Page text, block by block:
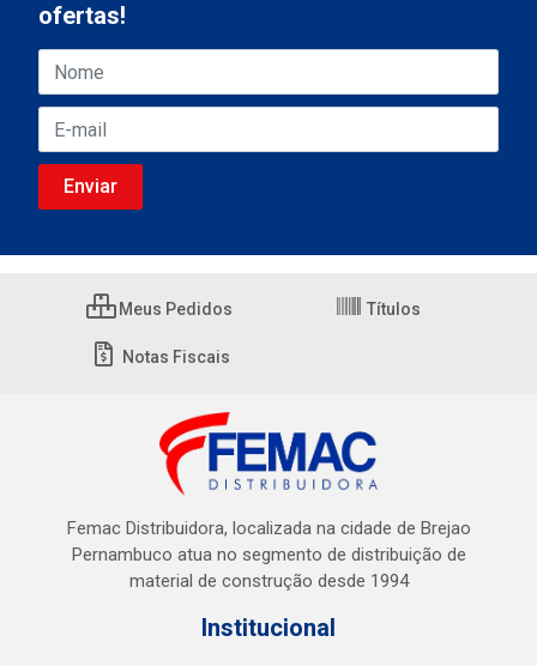
ofertas!
Meus Pedidos Títulos
Notas Fiscais
Femac Distribuidora, localizada na cidade de Brejao
Pernambuco atua no segmento de distribuição de
material de construção desde 1994
Institucional